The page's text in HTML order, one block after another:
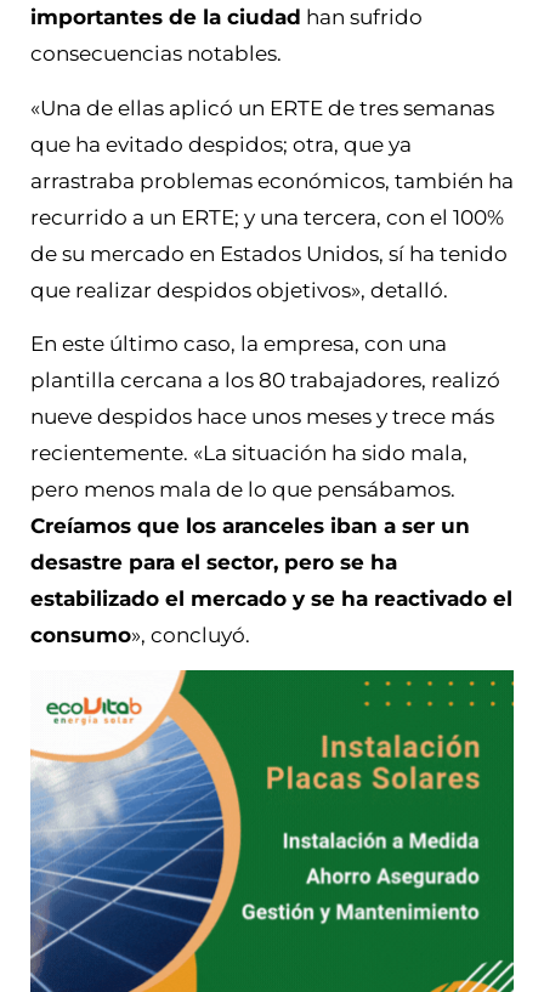
importantes de la ciudad han sufrido
consecuencias notables.
«Una de ellas aplicó un ERTE de tres semanas
que ha evitado despidos; otra, que ya
arrastraba problemas económicos, también ha
recurrido a un ERTE; y una tercera, con el 100%
de su mercado en Estados Unidos, sí ha tenido
que realizar despidos objetivos», detalló.
En este último caso, la empresa, con una
plantilla cercana a los 80 trabajadores, realizó
nueve despidos hace unos meses y trece más
recientemente. «La situación ha sido mala,
pero menos mala de lo que pensábamos.
Creíamos que los aranceles iban a ser un
desastre para el sector, pero se ha
estabilizado el mercado y se ha reactivado el
consumo», concluyó.